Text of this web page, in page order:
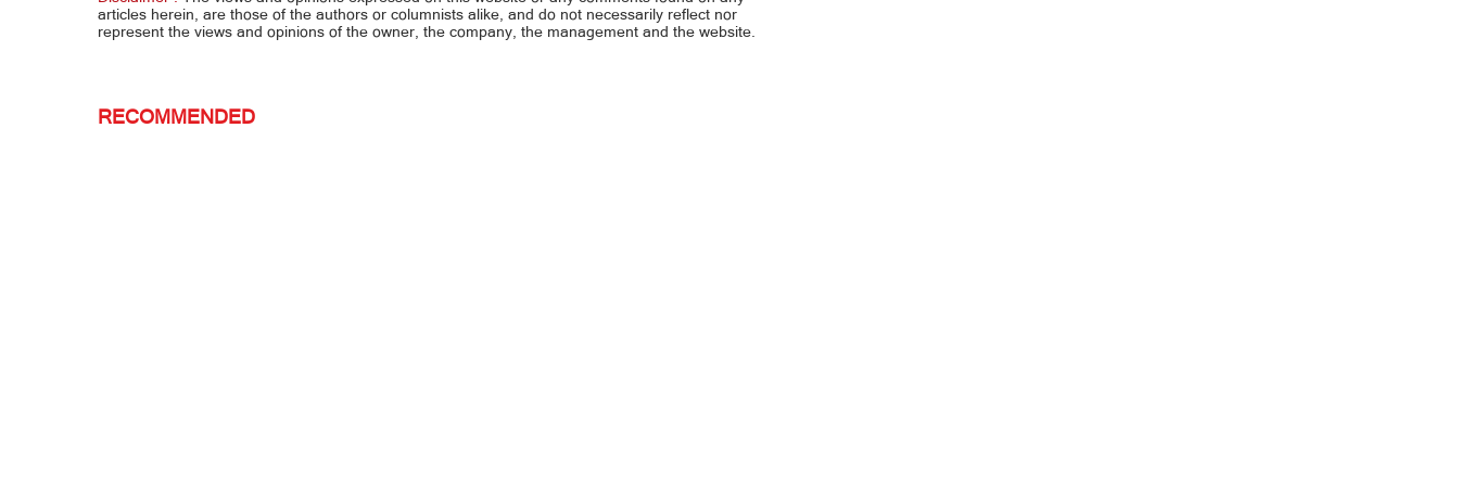
articles herein, are those of the authors or columnists alike, and do not necessarily reflect nor
represent the views and opinions of the owner, the company, the management and the website.
RECOMMENDED